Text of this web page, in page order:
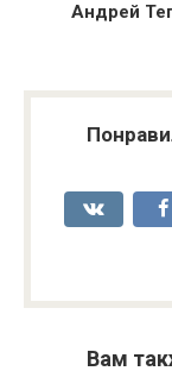
Андрей
Вам